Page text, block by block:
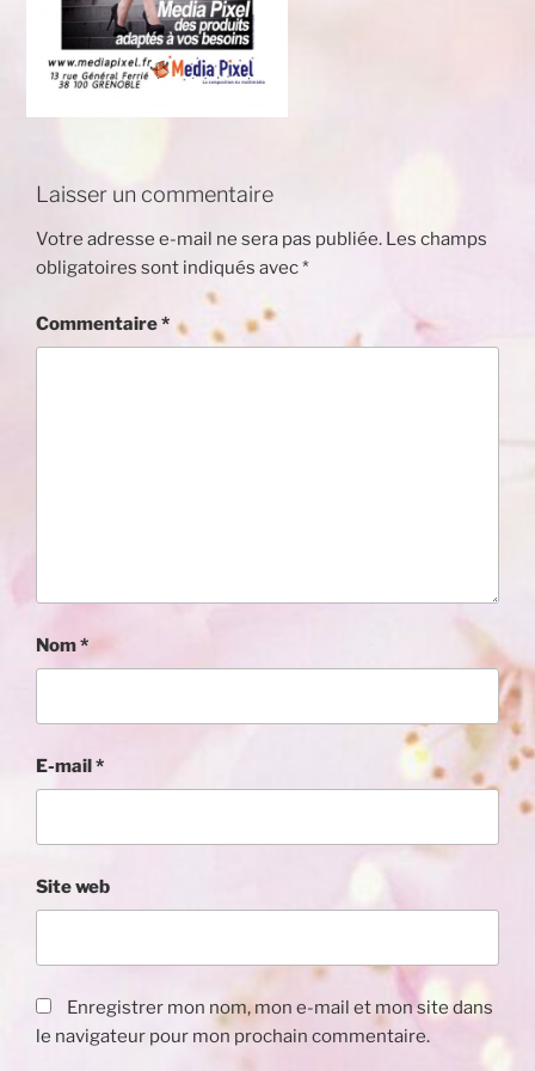
Laisser un commentaire
Votre adresse e-mail ne sera pas publiée. Les champs
obligatoires sont indiqués avec*
Commentaire*
Nom*
E-mail*
Site web
Enregistrer mon nom, mon e-mail et mon site dans
le navigateur pour mon prochain commentaire.